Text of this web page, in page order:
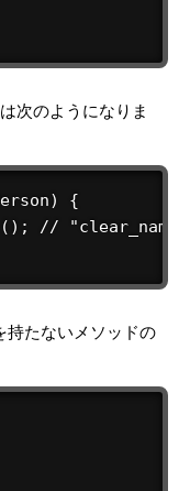
次のようになりま
{
//
持たないメソッドの